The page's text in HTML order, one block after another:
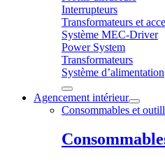
Interrupteurs
Transformateurs et
Système MEC-Driver
Power System
Transformateurs
Système d’alimentation
Agencement intérieur
Consommables et